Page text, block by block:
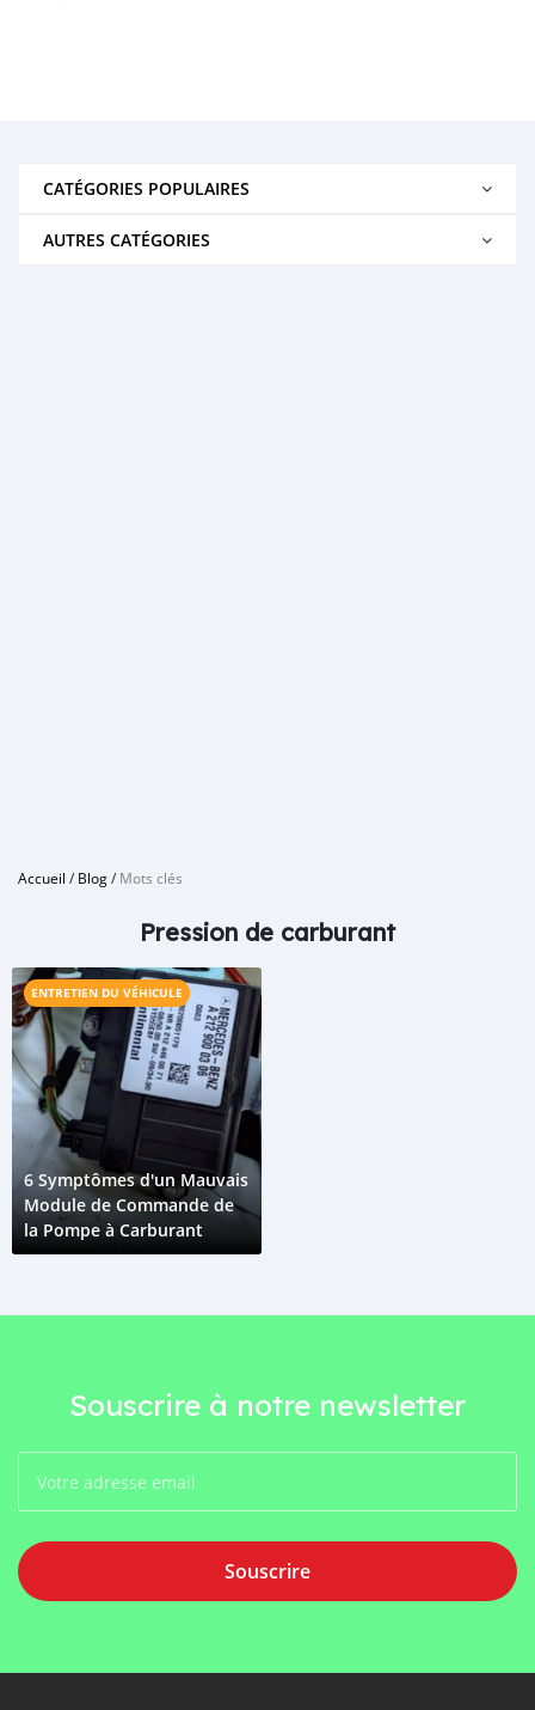
CATÉGORIES POPULAIRES
AUTRES CATÉGORIES
Accueil /Blog/Mots clés
Pression de carburant
ENTRETIEN DU VÉHICULE
6 Symptômes d'un Mauvais
Module de Commande de
la Pompe à Carburant
Souscrire à notre newsletter
Souscrire